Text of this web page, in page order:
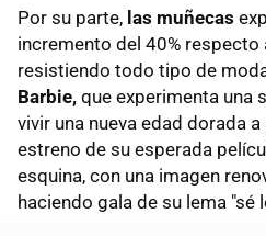
Por su parte, las muñecas
incremento del 40% respecto
resistiendo todo tipo de
Barbie, que experimenta una
vivir una nueva edad dorada
estreno de su esperada
esquina, con una imagen
haciendo gala de su lema "sé